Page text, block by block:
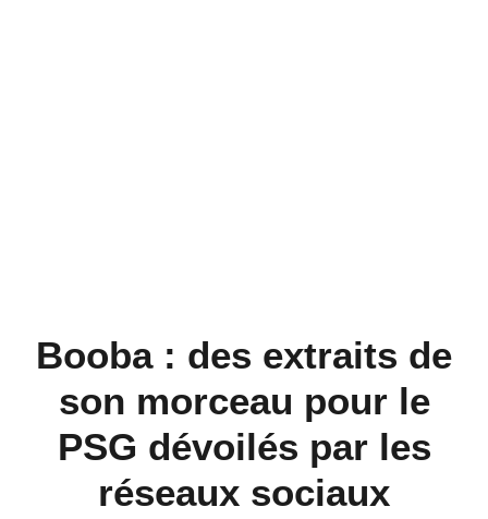
Booba : des extraits de
son morceau pour le
PSG dévoilés par les
réseaux sociaux